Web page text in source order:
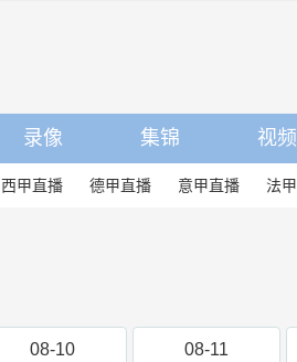
录像 集锦 视频
西甲直播 德甲直播 意甲直播 法
08-10
08-11